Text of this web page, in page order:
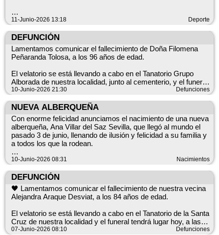
¡Nos encantaría contar con vuestra participación para elaborar
este bonito recuerdo de nuestro pueblo! ❤️ Si tenéis cualquier
duda, os esperamos en el Ayuntamiento.
🎊 Ve guardándote la fecha y preparándote para vivir una tarde
espectacular.
inscripciones y la participación en esta actividad.
☀️🐂 ¡No te lo pierdas! El Grand Prix regresa a La Alberca de
Záncara para hacernos disfrutar de una jornada llena de
diversión, emoción y muchas sorpresas. 🎉🎊
pasar una gran jornada con amigos? ¡Esta es tu oportunidad!
🏆 Abiertas las inscripciones para el Torneo de Verano de
Fútbol Sala 2026, una cita que promete deporte,
compañerismo y mucha diversión en nuestra localidad.
✅ Categoría sénior (nacidos en 2010 y anteriores)
✅ Mínimo 6 equipos participantes
✅ Formato liguilla
✅ Máximo 15 jugadores por equipo
✅ Inscripciones abiertas hasta el 25 de junio
✅ Se disputará en horario de tarde
💰 Inscripción: 130 € por equipo
11-Junio-2026 13:18 Deporte
DEFUNCIÓN
Lamentamos comunicar el fallecimiento de Doña Filomena
Peñaranda Tolosa, a los 96 años de edad.
El velatorio se está llevando a cabo en el Tanatorio Grupo
Alborada de nuestra localidad, junto al cementerio, y el funeral
tendrá lugar mañana, a las 19:00 horas, en la Iglesia de
Desde el Ayuntamiento y en nombre de todo el pueblo,
queremos trasladar nuestro más sentido pésame y
acompañar en estos difíciles momentos a sus familiares y
seres queridos.
Descanse en Paz.
10-Junio-2026 21:30 Defunciones
NUEVA ALBERQUEÑA
Con enorme felicidad anunciamos el nacimiento de una nueva
alberqueña, Ana Villar del Saz Sevilla, que llegó al mundo el
pasado 3 de junio, llenando de ilusión y felicidad a su familia y
a todos los que la rodean.
Queremos trasladar nuestra más sincera enhorabuena a sus
Desde el Ayuntamiento nos alegramos muchísimo de esta
magnífica noticia y damos la bienvenida a Ana, deseándole
una vida llena de salud, felicidad y momentos inolvidables.
💖 ¡Bienvenida, Ana! Tu pueblo te recibe con los brazos
abiertos.
10-Junio-2026 08:31 Nacimientos
DEFUNCIÓN
🖤 Lamentamos comunicar el fallecimiento de nuestra vecina
Alejandra Araque Desviat, a los 84 años de edad.
El velatorio se está llevando a cabo en el Tanatorio de la Santa
Cruz de nuestra localidad y el funeral tendrá lugar hoy, a las
19:30 horas, en la Iglesia de Nuestra Señora de la Asunción.
07-Junio-2026 08:10 Defunciones